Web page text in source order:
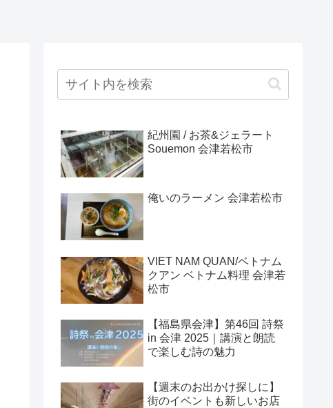
紀州園 / お茶&ジェラート
Souemon 会津若松市
俺いのラーメン 会津若松市
VIET NAM QUAN/ベトナム
クアン ベトナム料理 会津若
松市
【福島県会津】第46回 詩祭
in 会津 2025｜講演と朗読
で楽しむ詩の魅力
【週末のお出かけ探しに】
街のイベントも新しいお店